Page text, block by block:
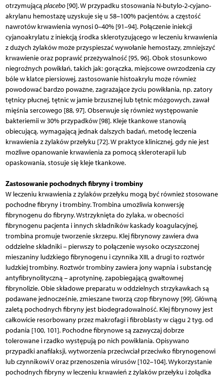
otrzymującą placebo[90]. W przypadku stosowania N-butylo-2-cyjano­
akrylanu hemostazę uzyskuje się u 58–100% pacjentów, a częstość
nawrotów krwawienia wynosi 0–40% [91–94]. Połączenie iniekcji
cyjanoakrylatu z iniekcją środka sklerotyzującego w leczeniu krwawienia
z dużych żylaków może przyspieszać wywołanie hemostazy, zmniejszyć
krwawienie oraz poprawić przeżywalność [95, 96]. Obok stosunkowo
niegroźnych powikłań, takich jak: gorączka, miejscowe owrzodzenia czy
bóle w klatce piersiowej, zastosowanie histoakrylu może również
powodować bardzo poważne, zagrażające życiu powikłania, np. zatory
tętnicy płucnej, tętnic w jamie brzusznej lub tętnic mózgowych, zawał
mięśnia sercowego [88, 97]. Obserwuje się również występowanie
bakteriemii w 30% przypadków [98]. Kleje tkankowe stanowią
obiecującą, wymagającą jednak dalszych badań, metodę leczenia
krwawienia z żylaków przełyku [72]. W praktyce klinicznej, gdy nie jest
możliwe opanowanie krwawienia za pomocą skleroterapii lub
opaskowania, stosuje się kleje tkankowe.
Zastosowanie pochodnych fibryny i trombiny
W leczeniu krwawienia z żylaków przełyku mogą być również stosowane
pochodne fibryny i trombiny. Trombina umożliwia konwersję
fibrynogenu do fibryny. Wstrzyknięta do żylaka, w obecności
fibrynogenu pacjenta i innych składników kaskady koagulacyjnej,
trombina promuje tworzenie skrzepu. Klej fibrynowy zawiera dwa
oddzielne składniki – pierwszy to połączenie wysoko oczyszczonej
mieszaniny ludzkiego fibrynogenu i czynnika XIII, a drugi to roztwór
ludzkiej trombiny. Roztwór trombiny zawiera jony wapnia i substancję
antyfibrynolityczną – aprotyninę, zapobiegającą gwałtownej
fibrynolizie. Obie składowe preparatu w oddzielnych strzykawkach są
podawane jednocześnie, zmieszane tworzą czop fibrynowy [99]. Główną
zaletą pochodnych fibryny jest biodegradowalność. Klej fibrynowy jest
całkowicie resorbowany przez makrofagi i fibroblasty w ciągu 2 tyg. od
podania [100, 101]. Pochodne fibrynowe są zazwyczaj dobrze
tolerowane i rzadko występują po nich powikłania. Opisywano
przypadki anafilaksji, wytworzenia przeciwciał przeciwko fibrynogenowi
lub czynnikowi V oraz przenoszenia wirusów [102–104]. Wykorzystanie
pochodnych fibryny w leczeniu krwawień z żylaków przełyku i żołądka